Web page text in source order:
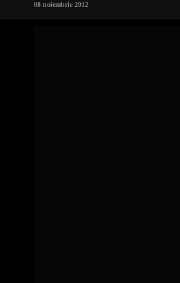
08 noiembrie 2012